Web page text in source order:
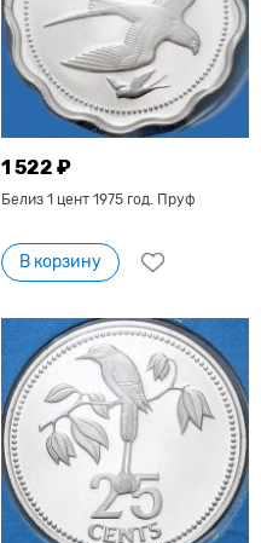
1 522 ₽
Белиз 1 цент 1975 год. Пруф
В корзину